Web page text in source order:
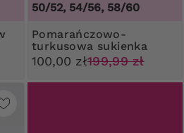
50/52, 54/56, 58/60
Pomarańczowo-
turkusowa sukienka
wzór zebra
100,00 zł199,99 zł